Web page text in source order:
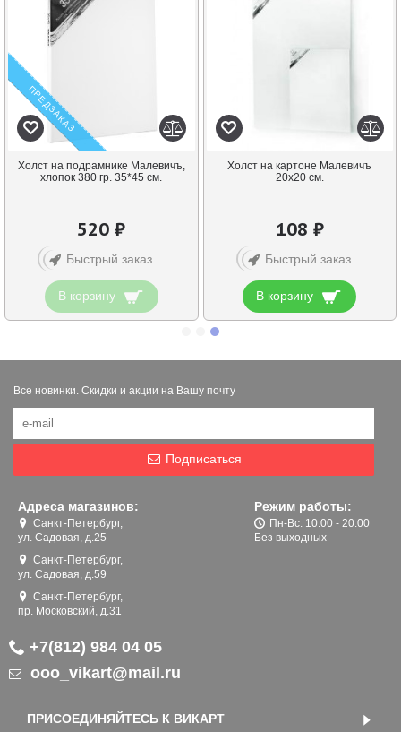
ПРЕДЗАКАЗ
Холст на подрамнике Малевичъ,
хлопок 380 гр. 35*45 см.
520 ₽
Быстрый заказ
В корзину
Холст на картоне Малевичъ
20х20 см.
108 ₽
Быстрый заказ
В корзину
Все новинки. Скидки и акции на Вашу почту
Подписаться
Адреса магазинов:
Санкт-Петербург,
ул. Садовая, д.25
Санкт-Петербург,
ул. Садовая, д.59
Санкт-Петербург,
пр. Московский, д.31
Режим работы:
Пн-Вс: 10:00 - 20:00
Без выходных
+7(812) 984 04 05
ooo_vikart@mail.ru
ПРИСОЕДИНЯЙТЕСЬ К ВИКАРТ